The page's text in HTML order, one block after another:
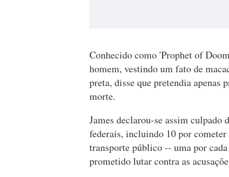
Conhecido como 'Prophet of
homem, vestindo um fato de
preta, disse que pretendia apenas
morte.
James declarou-se assim culpado
federais, incluindo 10 por
transporte público -- uma por
prometido lutar contra as